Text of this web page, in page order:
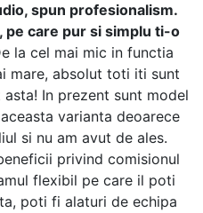
spun profesionalism.
pe care pur si simplu ti-o
la cel mai mic in functia
mare, absolut toti iti sunt
In prezent sunt model
varianta deoarece
si nu am avut de ales.
privind comisionul
flexibil pe care il poti
poti fi alaturi de echipa